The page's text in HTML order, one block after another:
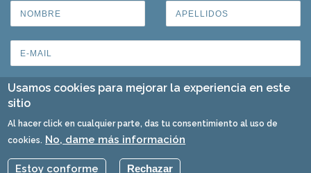
Usamos cookies para mejorar la experiencia en este
sitio
Al hacer click en cualquier parte, das tu consentimiento al uso de
cookies. No, dame más información
Estoy conforme Rechazar